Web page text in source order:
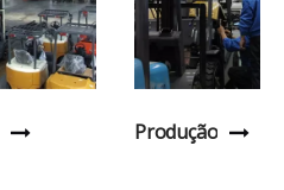
Produção